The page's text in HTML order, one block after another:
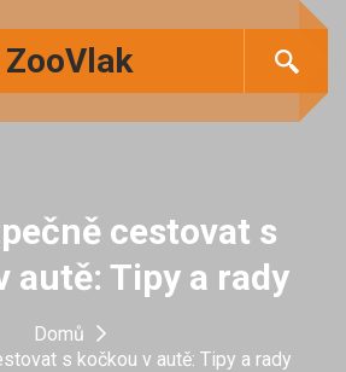
ZooVlak
cestovat s
autě: Tipy a rady
Domů
s kočkou v autě: Tipy a rady